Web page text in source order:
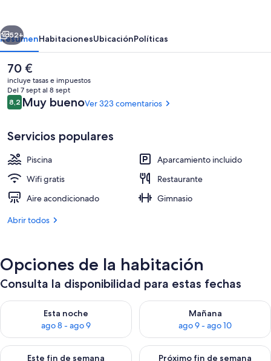
Se ofrece un desayuno bufé todos
Siguiente
52+
ResumenHabitacionesUbicaciónPolíticas
El
precio
actual
es
de
70 €
incluye tasas e impuestos
Del 7 sept al 8 sept
Comentarios
8,28,2 de 10
Muy buenoVer 323 comentarios
Servicios populares
Piscina
Aparcamiento incluido
Wifi gratis
Restaurante
Aire acondicionado
Gimnasio
Abrir todos
Opciones de la habitación
Consulta la disponibilidad para estas fechas
Esta noche
ago 8 - ago 9
Consulta la disponibilidad para esta noche, ago 8 - ago 9
Mañana
ago 9 - ago 10
Consulta la disponibilidad
Este fin de semana
Consulta la disponibilidad para este fin de semana, ago 14 -
Próximo fin de semana
Consulta la disponibilidad